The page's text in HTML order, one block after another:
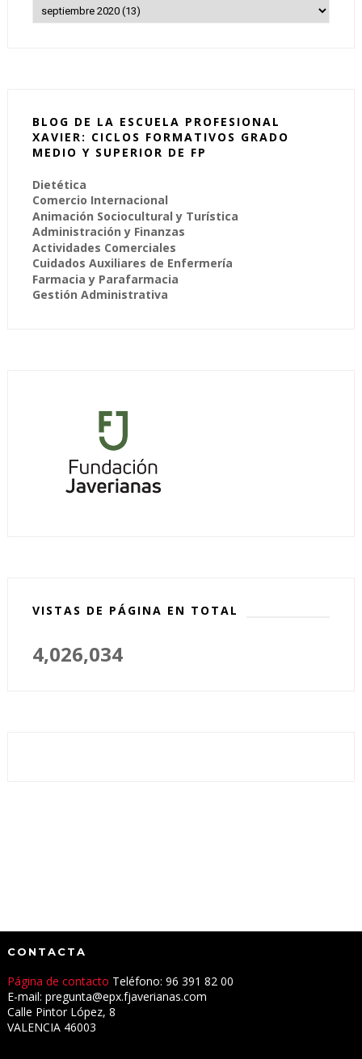
BLOG DE LA ESCUELA PROFESIONAL
XAVIER: CICLOS FORMATIVOS GRADO
MEDIO Y SUPERIOR DE FP
Dietética
Comercio Internacional
Animación Sociocultural y Turística
Administración y Finanzas
Actividades Comerciales
Cuidados Auxiliares de Enfermería
Farmacia y Parafarmacia
Gestión Administrativa
VISTAS DE PÁGINA EN TOTAL
4,026,034
CONTACTA
Página de contacto Teléfono: 96 391 82 00
E-mail: pregunta@epx.fjaverianas.com
Calle Pintor López, 8
VALENCIA 46003